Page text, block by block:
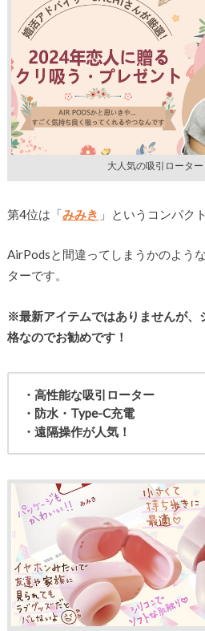
大人気の吸引ローター
第4位は「みみき 」というコンパク
AirPodsと間違ってしまうかのよう
ターです。
※最新アイテムではありませんが、
格なのでお勧めです！
・高性能な吸引ローター
・防水・Type-C充電
・遠隔操作が人気！